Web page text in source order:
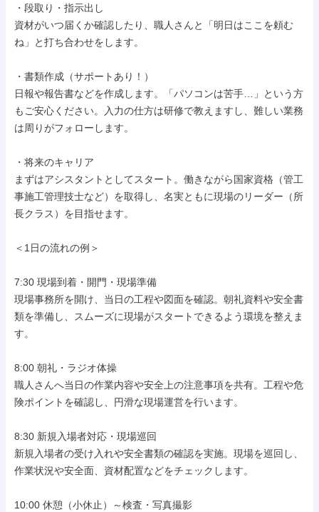
・段取り・指示出し
資材がいつ届くか確認したり、職人さんと「明日はここを頼む
ね」と打ち合わせをします。
・書類作成（サポートあり！）
日報や報告書などを作成します。「パソコンは苦手…」という方
もご安心ください。入力の仕方は研修で教えますし、難しい業務
は周りがフォローします。
・将来のキャリア
まずはアシスタントとしてスタート。働きながら国家資格（管工
事施工管理技士など）を取得し、名実ともに現場のリーダー（所
長クラス）を目指せます。
＜1日の流れの例＞
7:30 現場到着・開門・現場準備
現場事務所を開け、当日の工程や図面を確認。朝礼資料や安全書
類を準備し、スムーズに現場がスタートできるよう環境を整えま
す。
8:00 朝礼・ラジオ体操
職人さんへ当日の作業内容や安全上の注意事項を共有。工程や危
険ポイントを確認し、円滑な現場運営を行います。
8:30 新規入場者対応・現場巡回
新規入場者の受け入れや安全書類の確認を実施。現場を巡回し、
作業状況や安全面、資材配置などをチェックします。
10:00 休憩（小休止）～検査・写真撮影